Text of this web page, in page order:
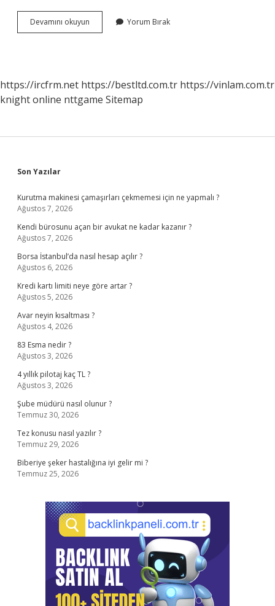
Devamını okuyun
Közlenmiş
Yorum Bırak
https://ircfrm.net https://bestltd.com.tr https://vinlam.com.tr
knight online nttgame Sitemap
Sidebar
Son Yazılar
Kurutma makinesi çamaşırları çekmemesi için ne yapmalı ?
Ağustos 7, 2026
Kendi bürosunu açan bir avukat ne kadar kazanır ?
Ağustos 7, 2026
Borsa İstanbul’da nasıl hesap açılır ?
Ağustos 6, 2026
Kredi kartı limiti neye göre artar ?
Ağustos 5, 2026
Avar neyin kısaltması ?
Ağustos 4, 2026
83 Esma nedir ?
Ağustos 3, 2026
4 yıllık pilotaj kaç TL ?
Ağustos 3, 2026
Şube müdürü nasıl olunur ?
Temmuz 30, 2026
Tez konusu nasıl yazılır ?
Temmuz 29, 2026
Biberiye şeker hastalığına iyi gelir mi ?
Temmuz 25, 2026